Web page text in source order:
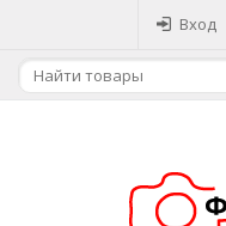
Вход